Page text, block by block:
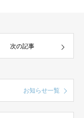
次の記事
お知らせ一覧